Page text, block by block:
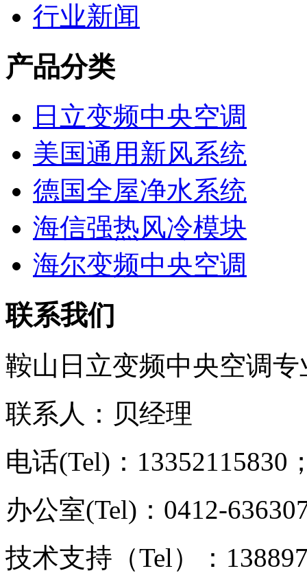
行业新闻
产品分类
日立变频中央空调
美国通用新风系统
德国全屋净水系统
海信强热风冷模块
海尔变频中央空调
联系我们
鞍山日立变频中央空调专
联系人：贝经理
电话(Tel)：13352115830
办公室(Tel)：0412-
技术支持（Tel）：